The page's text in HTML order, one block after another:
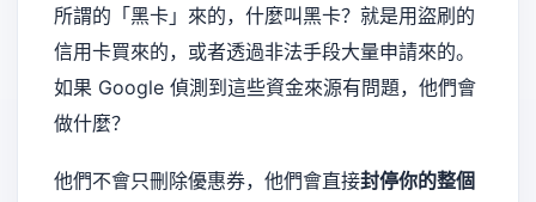
所謂的「黑卡」來的，什麼叫黑卡？就是用盜刷的
信用卡買來的，或者透過非法手段大量申請來的。
如果 Google 偵測到這些資金來源有問題，他們會
做什麼？
他們不會只刪除優惠券，他們會直接封停你的整個